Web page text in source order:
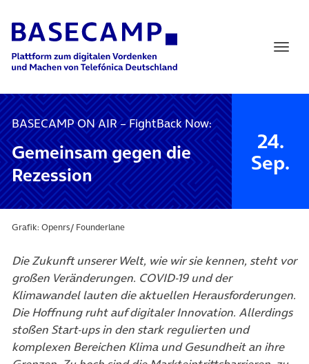
Main Navigation
BASECAMP ON AIR – FightBack Now:
Gemeinsam gegen die
Rezession
24.
Sep.
Grafik: Openrs/ Founderlane
Die Zukunft unserer Welt, wie wir sie kennen, steht vor
großen Veränderungen. COVID-19 und der
Klimawandel lauten die aktuellen Herausforderungen.
Die Hoffnung ruht auf digitaler Innovation. Allerdings
stoßen Start-ups in den stark regulierten und
komplexen Bereichen Klima und Gesundheit an ihre